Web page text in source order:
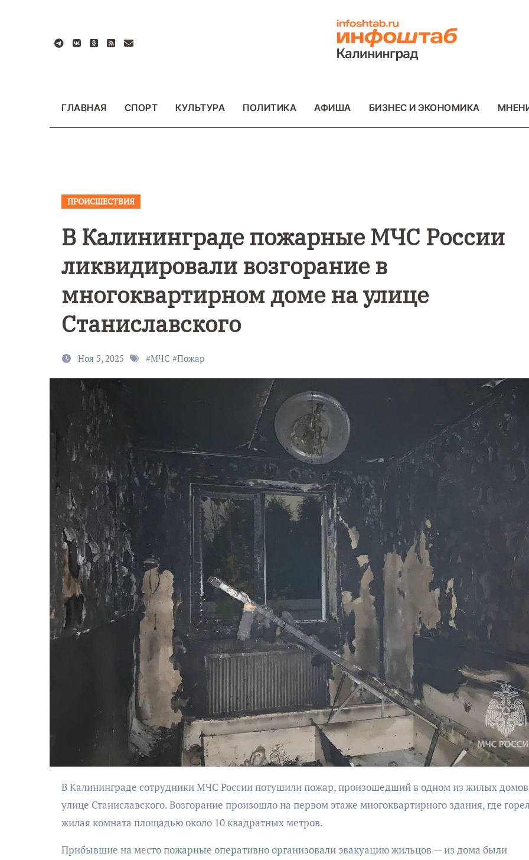
содержанию
ГЛАВНАЯ СПОРТ КУЛЬТУРА ПОЛИТИКА АФИША БИЗНЕС И ЭКОНОМИКА
ПРОИСШЕСТВИЯ
В Калининграде пожарные МЧС России
ликвидировали возгорание в
многоквартирном доме на улице
Станиславского
Ноя 5, 2025 #МЧС #Пожар
В Калининграде сотрудники МЧС России потушили пожар, произошедший в одном из жилых домов на
улице Станиславского. Возгорание произошло на первом этаже многоквартирного здания, где
жилая комната площадью около 10 квадратных метров.
Прибывшие на место пожарные оперативно организовали эвакуацию жильцов — из дома были
9 Мая — День
Победы!
Уникальное
северное
сияние
запечатлели
над Балтикой
как
завалило
после
снежного
бурана
АФИША
Музыкально-
поэтический
моноспектакль
«Исповедь в четыре
четверти пути»
АФИША
КУЛЬТУРА
ОБЩЕСТВО
Николай Патрушев
поддержал
проведение в
Калининграде
морского фестиваля
КУЛЬТУРА
ОБЩЕСТВО
Организаторы
фестиваля
«Открытое
объявили даты
проведения!